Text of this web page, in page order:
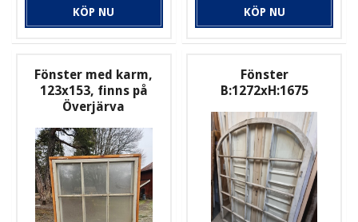
KÖP NU KÖP NU
Fönster med karm,
123x153, finns på
Överjärva
Fönster
B:1272xH:1675